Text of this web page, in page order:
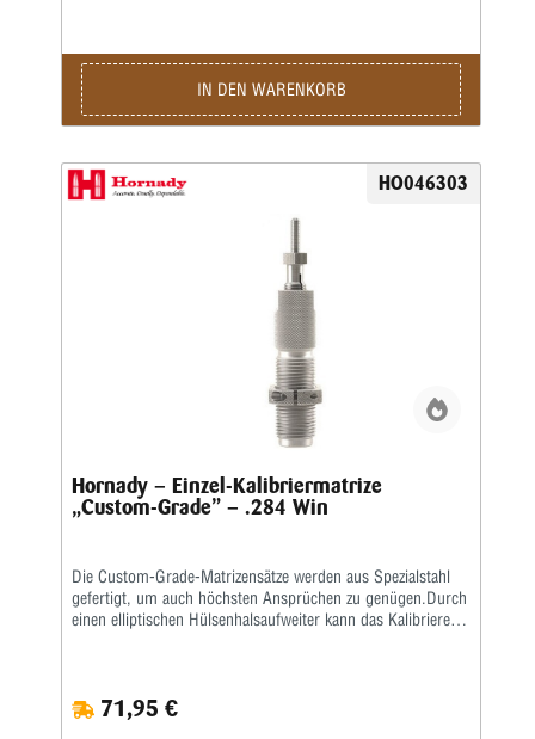
IN DEN WARENKORB
HO046303
Hornady – Einzel-Kalibriermatrize
„Custom-Grade” – .284 Win
Die Custom-Grade-Matrizensätze werden aus Spezialstahl
gefertigt, um auch höchsten Ansprüchen zu genügen.Durch
einen elliptischen Hülsenhalsaufweiter kann das Kalibrieren
71,95 €